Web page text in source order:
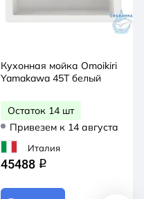
Кухонная мойка Omoikiri
Yamakawa 45T белый
Остаток 14 шт
Привезем к 14 августа
Италия
45488 q